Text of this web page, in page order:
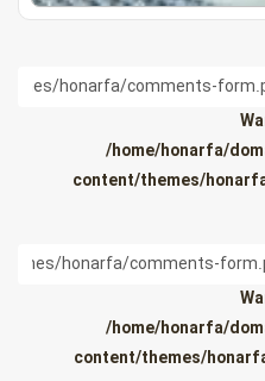
/home/honarfa/
content/themes/
/home/honarfa/
content/themes/